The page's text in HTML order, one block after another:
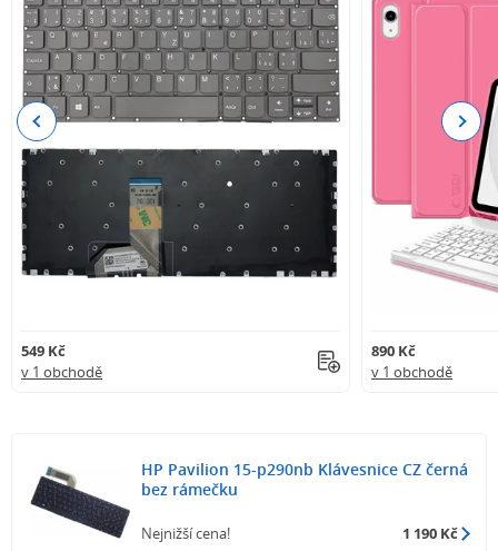
549 Kč
v 1 obchodě
890 Kč
v 1 obchodě
Previous Next
HP Pavilion 15-p290nb Klávesnice CZ černá
bez rámečku
Nejnižší cena! 1 190 Kč